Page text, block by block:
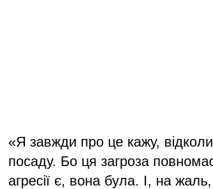
«Я завжди про це кажу,
посаду. Бо ця загроза
агресії є, вона була. І, на